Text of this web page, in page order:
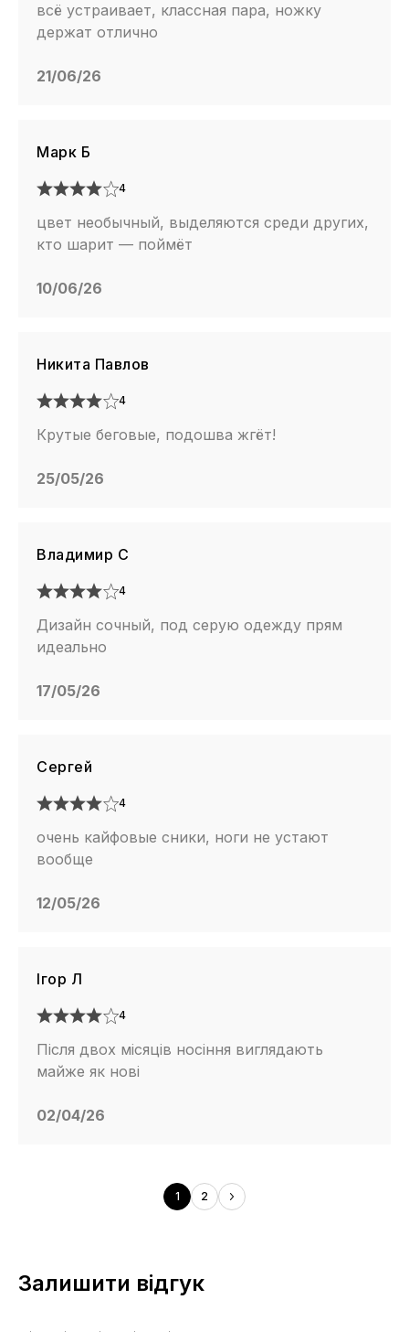
всё устраивает, классная пара, ножку
держат отлично
21/06/26
Марк Б
4
цвет необычный, выделяются среди других,
кто шарит — поймёт
10/06/26
Никита Павлов
4
Крутые беговые, подошва жгёт!
25/05/26
Владимир С
4
Дизайн сочный, под серую одежду прям
идеально
17/05/26
Сергей
4
очень кайфовые сники, ноги не устают
вообще
12/05/26
Ігор Л
4
Після двох місяців носіння виглядають
майже як нові
02/04/26
1 2
Залишити відгук